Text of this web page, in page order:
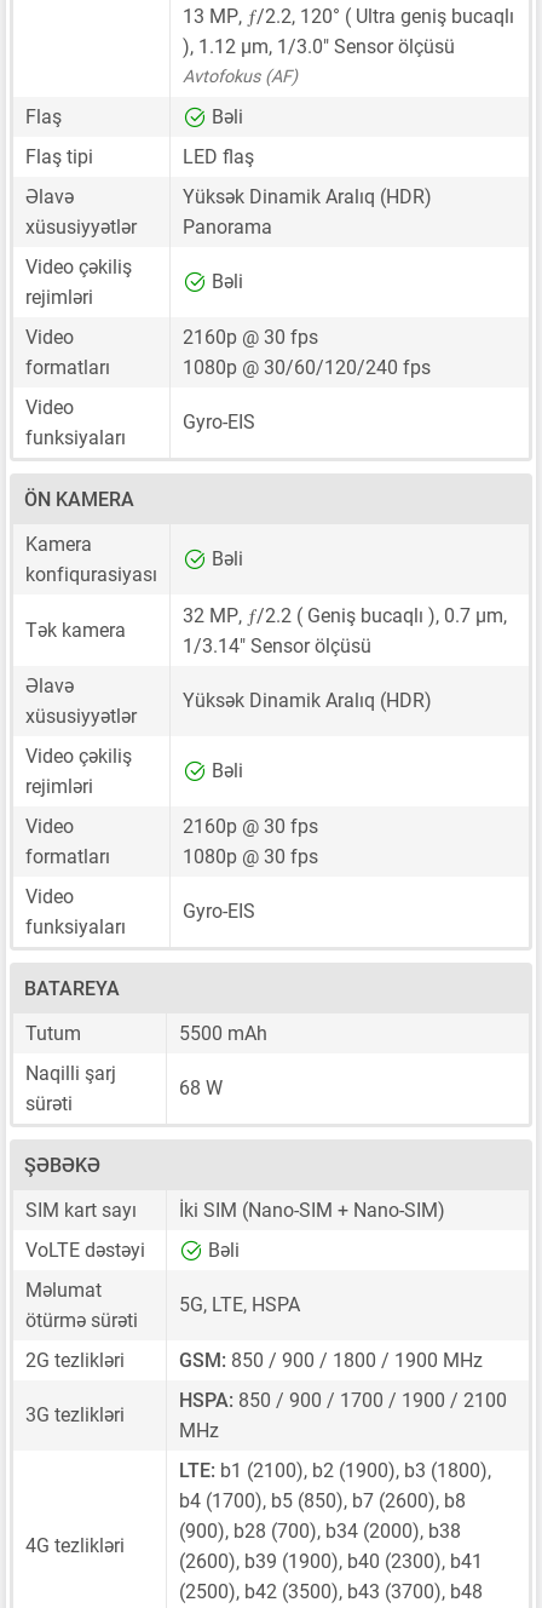
13 MP, ƒ/2.2, 120° ( Ultra geniş bucaqlı
), 1.12 μm, 1/3.0" Sensor ölçüsü
Avtofokus (AF)
Flaş
Bəli
Flaş tipi
LED flaş
Əlavə
xüsusiyyətlər
Yüksək Dinamik Aralıq (HDR)
Panorama
Video çəkiliş
rejimləri
Bəli
Video
formatları
2160p @ 30 fps
1080p @ 30/60/120/240 fps
Video
funksiyaları
Gyro-EIS
ÖN KAMERA
Kamera
konfiqurasiyası
Bəli
Tək kamera
32 MP, ƒ/2.2 ( Geniş bucaqlı ), 0.7 μm,
1/3.14" Sensor ölçüsü
Əlavə
xüsusiyyətlər
Yüksək Dinamik Aralıq (HDR)
Video çəkiliş
rejimləri
Bəli
Video
formatları
2160p @ 30 fps
1080p @ 30 fps
Video
funksiyaları
Gyro-EIS
BATAREYA
Tutum
5500 mAh
Naqilli şarj
sürəti
68 W
ŞƏBƏKƏ
SIM kart sayı
İki SIM (Nano-SIM + Nano-SIM)
VoLTE dəstəyi
Bəli
Məlumat
ötürmə sürəti
5G, LTE, HSPA
2G tezlikləri GSM: 850 / 900 / 1800 / 1900 MHz
3G tezlikləri
HSPA: 850 / 900 / 1700 / 1900 / 2100
MHz
4G tezlikləri
LTE: b1 (2100), b2 (1900), b3 (1800),
b4 (1700), b5 (850), b7 (2600), b8
(900), b28 (700), b34 (2000), b38
(2600), b39 (1900), b40 (2300), b41
(2500), b42 (3500), b43 (3700), b48